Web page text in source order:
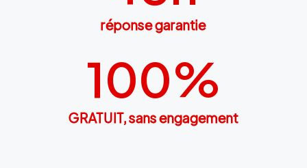
réponse garantie
GRATUIT, sans engagement
100%